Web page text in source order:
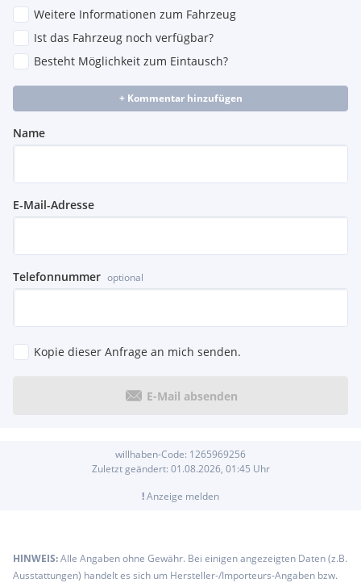
Weitere Informationen zum Fahrzeug
Ist das Fahrzeug noch verfügbar?
Besteht Möglichkeit zum Eintausch?
+ Kommentar hinzufügen
Name
E-Mail-Adresse
Telefonnummer optional
Kopie dieser Anfrage an mich senden.
E-Mail absenden
willhaben-Code: 1265969256
Zuletzt geändert: 01.08.2026, 01:45 Uhr
!Anzeige melden
HINWEIS:Alle Angaben ohne Gewähr. Bei einigen angezeigten Daten (z.B.
Ausstattungen) handelt es sich um Hersteller-/Importeurs-Angaben bzw.